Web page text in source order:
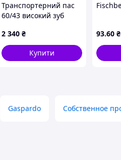
Транспортерний пас
60/43 високий зуб
2 340 ₴
Купити
93.60 ₴
Gaspardo Собственное